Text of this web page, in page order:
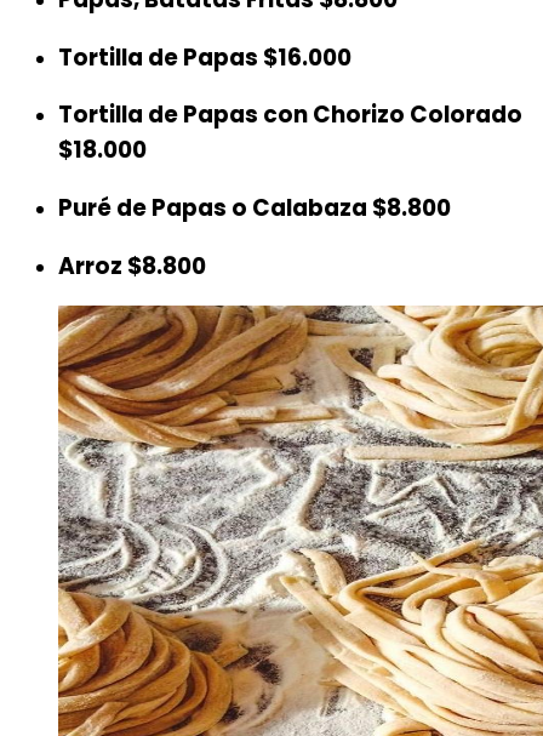
Tortilla de Papas $16.000
Tortilla de Papas con Chorizo Colorado
$18.000
Puré de Papas o Calabaza $8.800
Arroz $8.800